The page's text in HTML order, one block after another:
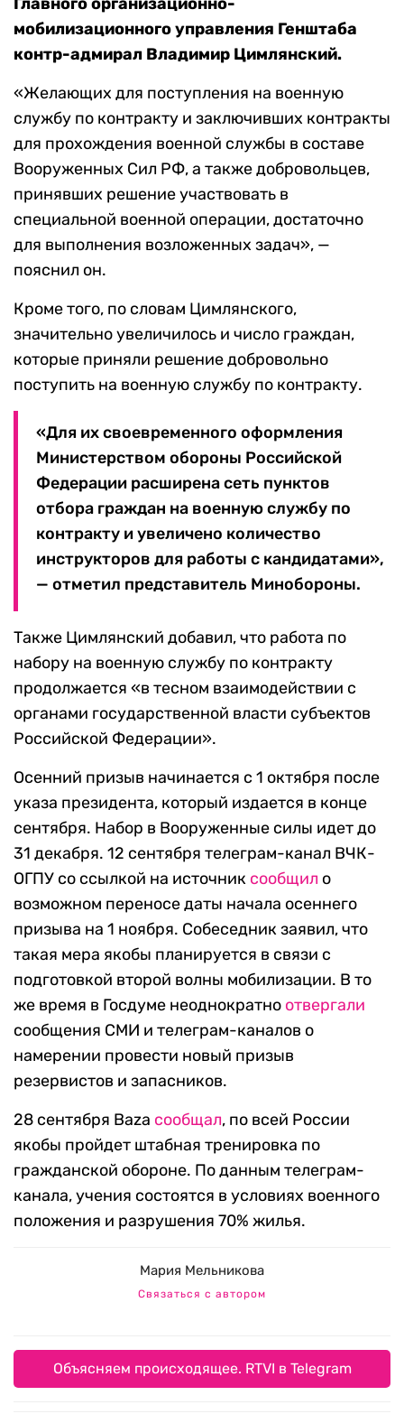
мобилизационного управления Генштаба
контр-адмирал Владимир Цимлянский.
«Желающих для поступления на военную
службу по контракту и заключивших контракты
для прохождения военной службы в составе
Вооруженных Сил РФ, а также добровольцев,
принявших решение участвовать в
специальной военной операции, достаточно
для выполнения возложенных задач», —
пояснил он.
Кроме того, по словам Цимлянского,
значительно увеличилось и число граждан,
которые приняли решение добровольно
поступить на военную службу по контракту.
«Для их своевременного оформления
Министерством обороны Российской
Федерации расширена сеть пунктов
отбора граждан на военную службу по
контракту и увеличено количество
инструкторов для работы с кандидатами»,
— отметил представитель Минобороны.
Также Цимлянский добавил, что работа по
набору на военную службу по контракту
продолжается «в тесном взаимодействии с
органами государственной власти субъектов
Российской Федерации».
Осенний призыв начинается с 1 октября после
указа президента, который издается в конце
сентября. Набор в Вооруженные силы идет до
31 декабря. 12 сентября телеграм-канал ВЧК-
ОГПУ со ссылкой на источник сообщил о
возможном переносе даты начала осеннего
призыва на 1 ноября. Собеседник заявил, что
такая мера якобы планируется в связи с
подготовкой второй волны мобилизации. В то
же время в Госдуме неоднократно отвергали
сообщения СМИ и телеграм-каналов о
намерении провести новый призыв
резервистов и запасников.
28 сентября Baza сообщал, по всей России
якобы пройдет штабная тренировка по
гражданской обороне. По данным телеграм-
канала, учения состоятся в условиях военного
положения и разрушения 70% жилья.
Мария Мельникова
Связаться с автором
Объясняем происходящее. RTVI в Telegram